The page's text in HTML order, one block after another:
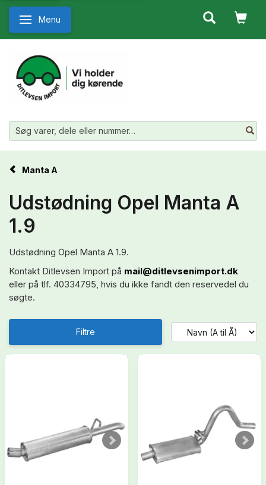
Skifte navigation
Menu
Manta A
Udstødning Opel Manta A
1.9
Udstødning Opel Manta A 1.9.
Kontakt Ditlevsen Import på mail@ditlevsenimport.dk
eller på tlf. 40334795, hvis du ikke fandt den reservedel du
søgte.
Filtre